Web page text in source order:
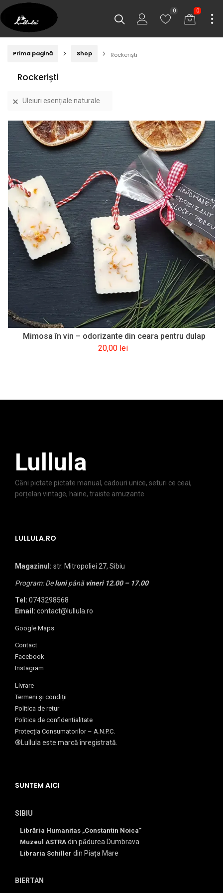
0
0
Prima pagină Shop Rockeriști
Rockeriști
Uleiuri esențiale naturale
Mimosa în vin – odorizante din ceara pentru dulap
20,00 lei
Lullula
Căni pictate pictate manual, cadouri unice, seturi ce ceai,
porțelan vintage, haine, traiste amuzante
LULLULA.RO
Magazinul: str. Mitropoliei 27, Sibiu
Program: Delunipână vineri 12.00 – 17.00
Tel: 0743298568
Email: contact@lullula.ro
Google Maps
Contact
Facebook
Instagram
Livrare
Termeni și condiții
Politica de retur
Politica de confidentialitate
Protecția Consumatorilor – A.N.P.C.
®Lullula este marcă înregistrată.
SUNTEM AICI
SIBIU
Librăria Humanitas „Constantin Noica”
Muzeul ASTRA din pădurea Dumbrava
Libraria Schiller din Piața Mare
BIERTAN